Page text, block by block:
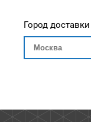
Город доставки